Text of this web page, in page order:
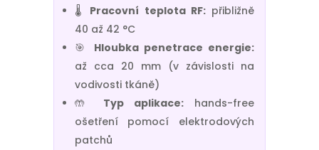
🌡️ Pracovní teplota RF:přibližně
40 až 42 °C
🎯 Hloubka penetrace energie:
až cca 20 mm (v závislosti na
vodivosti tkáně)
🤲 Typ aplikace: hands-free
ošetření pomocí elektrodových
patchů